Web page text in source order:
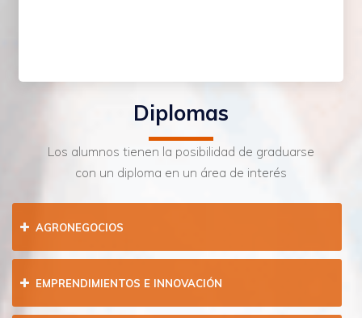
Diplomas
Los alumnos tienen la posibilidad de graduarse
con un diploma en un área de interés
AGRONEGOCIOS
EMPRENDIMIENTOS E INNOVACIÓN